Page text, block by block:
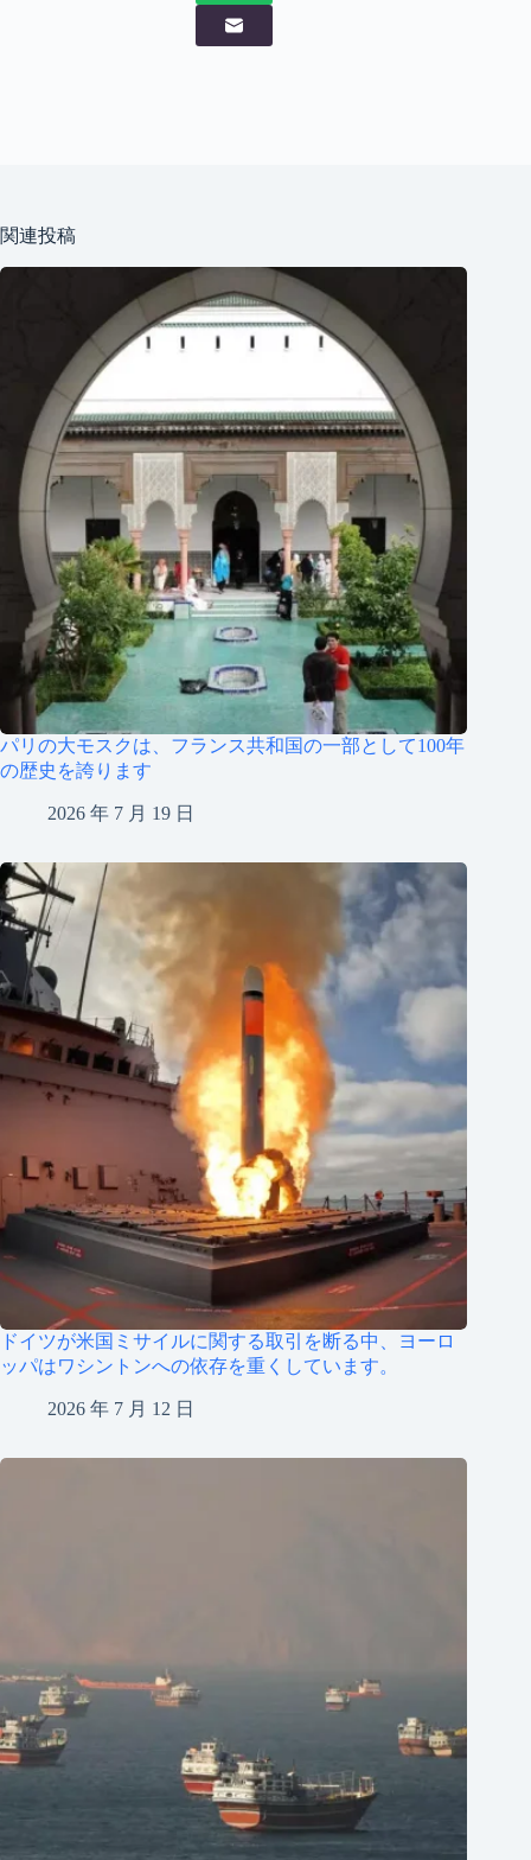
関連投稿
パリの大モスクは、フランス共和国の一部として100年
の歴史を誇ります
2026 年 7 月 19 日
ドイツが米国ミサイルに関する取引を断る中、ヨーロ
ッパはワシントンへの依存を重くしています。
2026 年 7 月 12 日